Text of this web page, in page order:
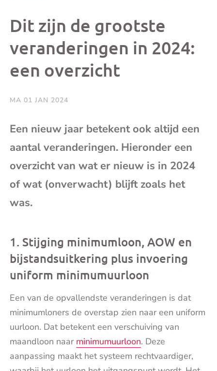
berichtberichtbericht
Dit zijn de grootste
veranderingen in 2024:
een overzicht
MA 01 JAN 2024
Een nieuw jaar betekent ook altijd een
aantal veranderingen. Hieronder een
overzicht van wat er nieuw is in 2024
of wat (onverwacht) blijft zoals het
was.
1. Stijging minimumloon, AOW en
bijstandsuitkering plus invoering
uniform minimumuurloon
Een van de opvallendste veranderingen is dat
minimumloners de overstap zien naar een uniform
uurloon. Dat betekent een verschuiving van
maandloon naar minimumuurloon. Deze
aanpassing maakt het systeem rechtvaardiger,